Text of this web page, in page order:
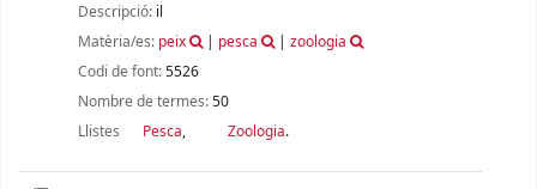
Descripció: il
Matèria/es: peix | pesca |zoologia
Codi de font:5526
Nombre de termes:50
Llistes
Pesca, Zoologia.